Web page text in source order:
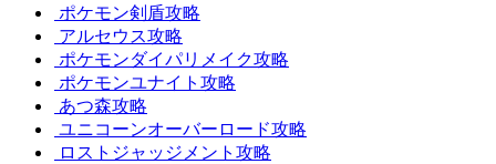
ポケモン剣盾攻略
アルセウス攻略
ポケモンダイパリメイク攻略
ポケモンユナイト攻略
あつ森攻略
ユニコーンオーバーロード攻略
ロストジャッジメント攻略